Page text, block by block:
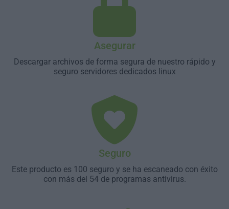
Asegurar
Descargar archivos de forma segura de nuestro rápido y
seguro servidores dedicados linux
Seguro
Este producto es 100 seguro y se ha escaneado con éxito
con más del 54 de programas antivirus.